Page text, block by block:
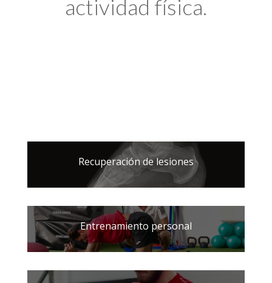
actividad física.
Recuperación de lesiones
Entrenamiento personal